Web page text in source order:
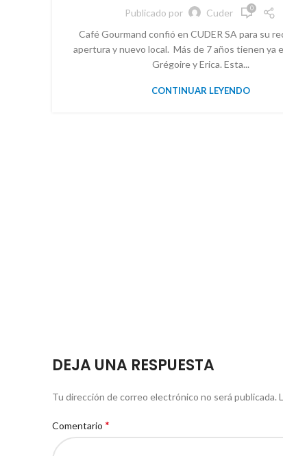
Publicado por Cuder 0
Café Gourmand confió en CUDER SA para su
apertura y nuevo local. Más de 7 años tienen ya
Grégoire y Erica. Esta...
CONTINUAR LEYENDO
DEJA UNA RESPUESTA
Tu dirección de correo electrónico no será publicada.
Comentario *